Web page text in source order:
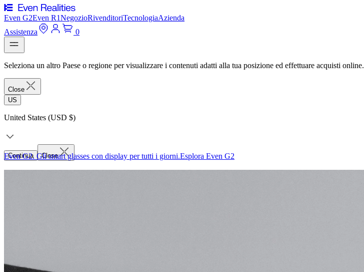
Even G2Even R1NegozioRivenditoriTecnologiaAzienda
Assistenza
0
Seleziona un altro Paese o regione per visualizzare i contenuti adatti alla tua posizione ed effettuare acquisti online.
Close
US
United States (USD $)
Continua Close
Even G2. Gli smart glasses con display per tutti i giorni.Esplora Even G2